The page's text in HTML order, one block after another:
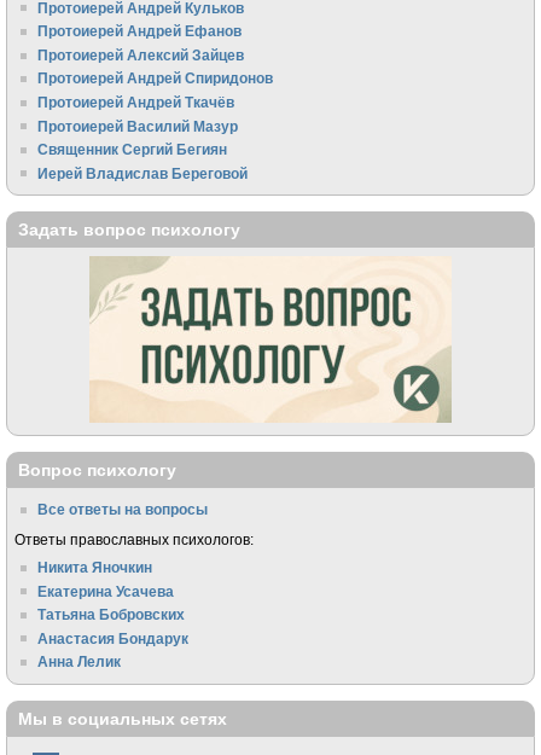
Протоиерей Андрей Кульков
Протоиерей Андрей Ефанов
Протоиерей Алексий Зайцев
Протоиерей Андрей Спиридонов
Протоиерей Андрей Ткачёв
Протоиерей Василий Мазур
Священник Сергий Бегиян
Иерей Владислав Береговой
Задать вопрос психологу
Вопрос психологу
Все ответы на вопросы
Ответы православных психологов:
Никита Яночкин
Екатерина Усачева
Татьяна Бобровских
Анастасия Бондарук
Анна Лелик
Мы в социальных сетях